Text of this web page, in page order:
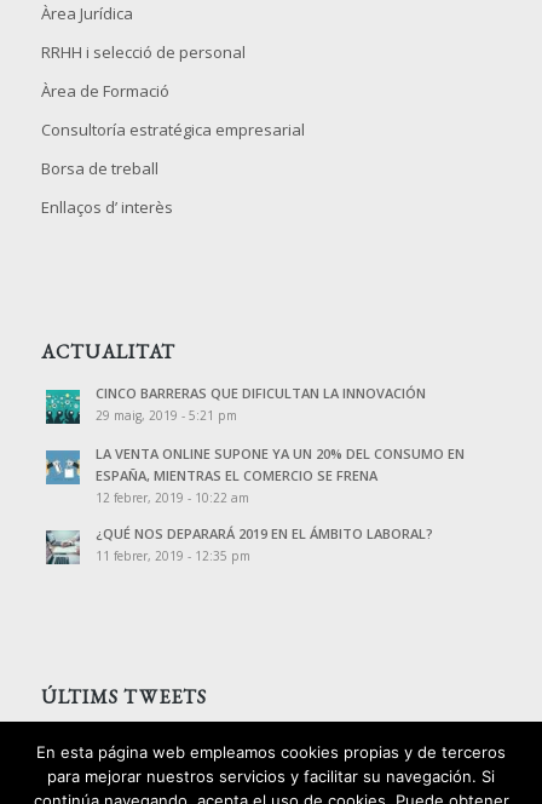
Àrea Jurídica
RRHH i selecció de personal
Àrea de Formació
Consultoría estratégica empresarial
Borsa de treball
Enllaços d’ interès
ACTUALITAT
CINCO BARRERAS QUE DIFICULTAN LA INNOVACIÓN
29 maig, 2019 - 5:21 pm
LA VENTA ONLINE SUPONE YA UN 20% DEL CONSUMO EN
ESPAÑA, MIENTRAS EL COMERCIO SE FRENA
12 febrer, 2019 - 10:22 am
¿QUÉ NOS DEPARARÁ 2019 EN EL ÁMBITO LABORAL?
11 febrer, 2019 - 12:35 pm
ÚLTIMS TWEETS
Tweets de @PalomoAssessors
En esta página web empleamos cookies propias y de terceros
para mejorar nuestros servicios y facilitar su navegación. Si